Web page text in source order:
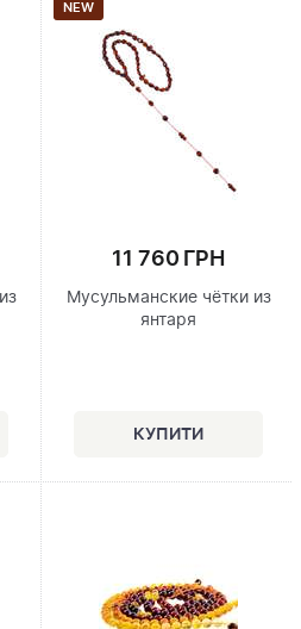
NEW
11 760 ГРН
Мусульманские чётки из
янтаря